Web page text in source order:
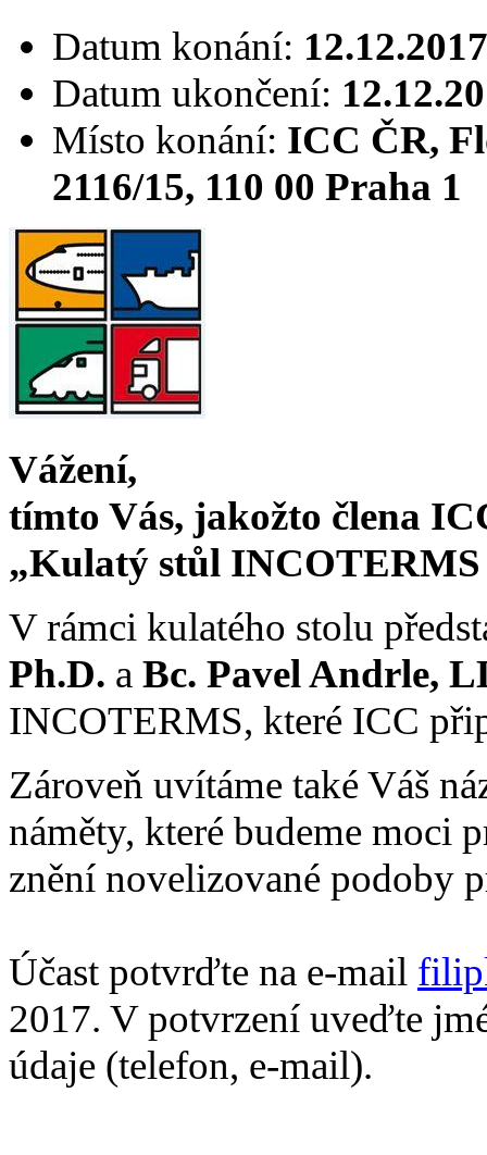
Datum konání:
Datum ukončení:
Místo konání: ICC ČR,
2116/15, 110 00 Praha 1
Vážení,
tímto Vás, jakožto člena
„Kulatý stůl INCOTERMS
V rámci kulatého stolu
Ph.D. a Bc. Pavel Andrle,
INCOTERMS, které ICC
Zároveň uvítáme také Váš
náměty, které budeme moci
znění novelizované podoby
Účast potvrďte na e-mail
2017. V potvrzení uveďte
údaje (telefon, e-mail).